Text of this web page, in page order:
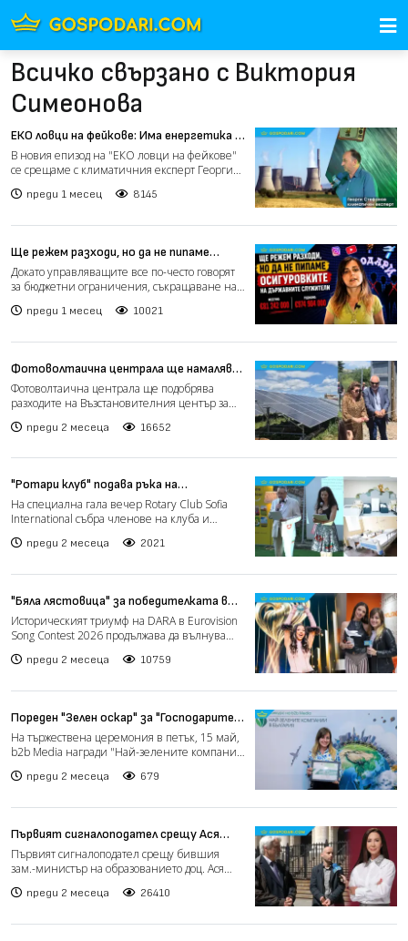
Всичко свързано с Виктория
Симеонова
ЕКО ловци на фейкове: Има енергетика и
след въглищните централи (видео)
В новия епизод на "ЕКО ловци на фейкове"
се срещаме с климатичния експерт Георги
преди 1 месец 8145
Ще режем разходи, но да не пипаме
осигуровките на държавните
служители (Коментарът на
Докато управляващите все по-често говорят
за бюджетни ограничения, съкращаване на
преди 1 месец 10021
Фотоволтаична централа ще намалява
разходите на Възстановителния
център за деца с онкохематологични
Фотоволтаична централа ще подобрява
разходите на Възстановителния център за
преди 2 месеца 16652
"Ротари клуб" подава ръка на
българското здравеопазване с проекта
MED-Bul (РЕПОРТАЖ)
На специална гала вечер Rotary Club Sofia
International събра членове на клуба и
преди 2 месеца 2021
"Бяла лястовица" за победителката в
Евровизия 2026 Дара (РЕПОРТАЖ)
Историческият триумф на DARA в Eurovision
Song Contest 2026 продължава да вълнува
преди 2 месеца 10759
Пореден "Зелен оскар" за "Господарите"
(снимки)
На тържествена церемония в петък, 15 май,
b2b Media награди "Най-зелените компании
преди 2 месеца 679
Първият сигналоподател срещу Ася
Панджерова ексклузивно пред
"Господарите": Съкратиха ме заради
Първият сигналоподател срещу бившия
зам.-министър на образованието доц. Ася
преди 2 месеца 26410